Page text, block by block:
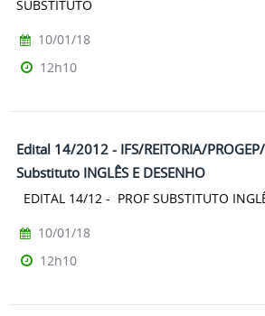
SUBSTITUTO
10/01/18
12h10
Edital 14/2012 - IFS/REITORIA/
Substituto INGLÊS E DESENHO
EDITAL 14/12 - PROF SUBSTITUTO
10/01/18
12h10